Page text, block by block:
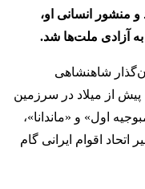
منشور انسانی او،
به آزادی ملت‌ها شد.
شاهنشاهی
هخامنشی، در حدود سال‌های ۵۸۰ تا ۶۰۰ پیش از میلاد در سرزمین
اول» و «ماندانا»،
اتحاد اقوام ایرانی گام